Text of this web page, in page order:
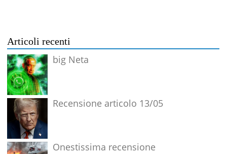
Articoli recenti
big Neta
Recensione articolo 13/05
Onestissima recensione